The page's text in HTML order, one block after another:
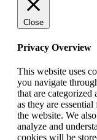
Close
Privacy Overview
This website uses
you navigate
that are categorized
as they are
the website. We
analyze and
cookies will be